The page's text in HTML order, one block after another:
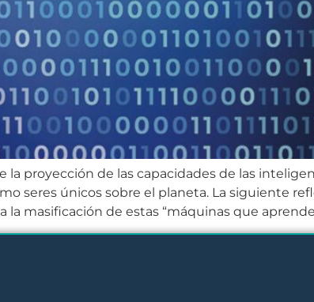
la proyección de las capacidades de las
seres únicos sobre el planeta. La siguiente
masificación de estas “máquinas que